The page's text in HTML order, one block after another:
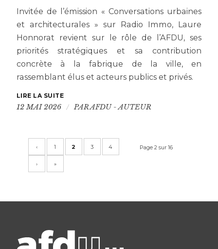
Invitée de l’émission « Conversations urbaines
et architecturales » sur Radio Immo, Laure
Honnorat revient sur le rôle de l’AFDU, ses
priorités stratégiques et sa contribution
concrète à la fabrique de la ville, en
rassemblant élus et acteurs publics et privés.
LIRE LA SUITE
12 MAI 2026 / PARAFDU - AUTEUR
Page 2 sur 16
‹ 1 2 3 4
› »